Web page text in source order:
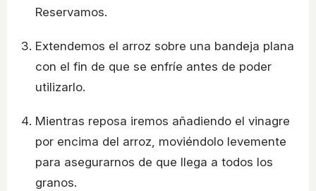
Reservamos.
Extendemos el arroz sobre una bandeja plana
con el fin de que se enfríe antes de poder
utilizarlo.
Mientras reposa iremos añadiendo el vinagre
por encima del arroz, moviéndolo levemente
para asegurarnos de que llega a todos los
granos.